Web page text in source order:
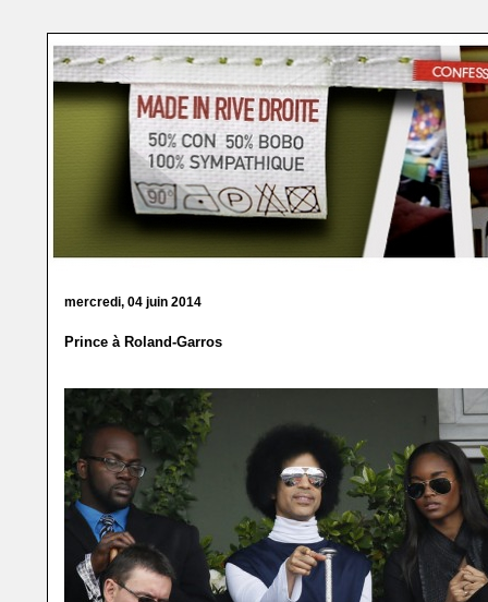
mercredi, 04 juin 2014
Prince à Roland-Garros